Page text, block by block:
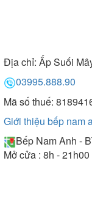
Địa chỉ: Ấp Suối
03995.888.90
Mã số thuế:
Giới thiệu bếp
Bếp Nam Anh -
Mở cửa : 8h -